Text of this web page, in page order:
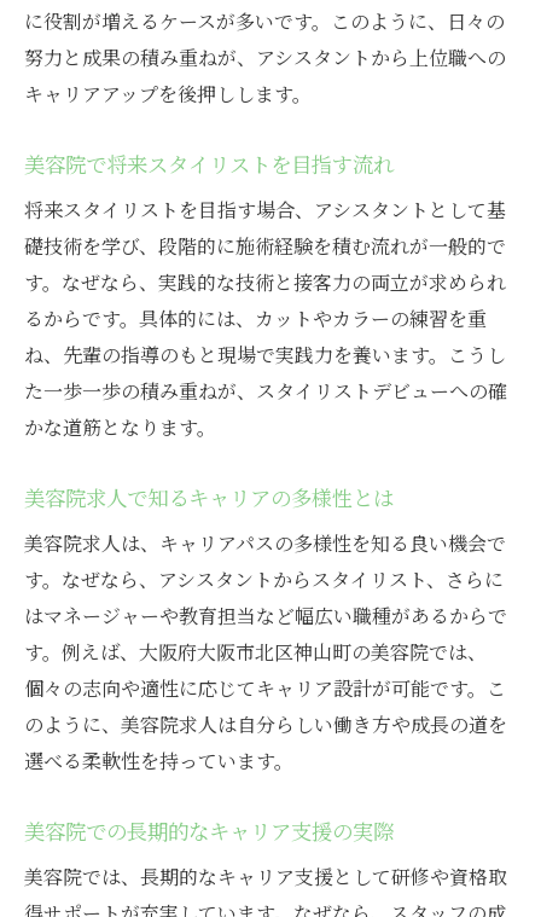
に役割が増えるケースが多いです。このように、日々の
努力と成果の積み重ねが、アシスタントから上位職への
キャリアアップを後押しします。
美容院で将来スタイリストを目指す流れ
将来スタイリストを目指す場合、アシスタントとして基
礎技術を学び、段階的に施術経験を積む流れが一般的で
す。なぜなら、実践的な技術と接客力の両立が求められ
るからです。具体的には、カットやカラーの練習を重
ね、先輩の指導のもと現場で実践力を養います。こうし
た一歩一歩の積み重ねが、スタイリストデビューへの確
かな道筋となります。
美容院求人で知るキャリアの多様性とは
美容院求人は、キャリアパスの多様性を知る良い機会で
す。なぜなら、アシスタントからスタイリスト、さらに
はマネージャーや教育担当など幅広い職種があるからで
す。例えば、大阪府大阪市北区神山町の美容院では、
個々の志向や適性に応じてキャリア設計が可能です。こ
のように、美容院求人は自分らしい働き方や成長の道を
選べる柔軟性を持っています。
美容院での長期的なキャリア支援の実際
美容院では、長期的なキャリア支援として研修や資格取